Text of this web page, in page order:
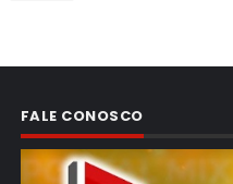
FALE CONOSCO